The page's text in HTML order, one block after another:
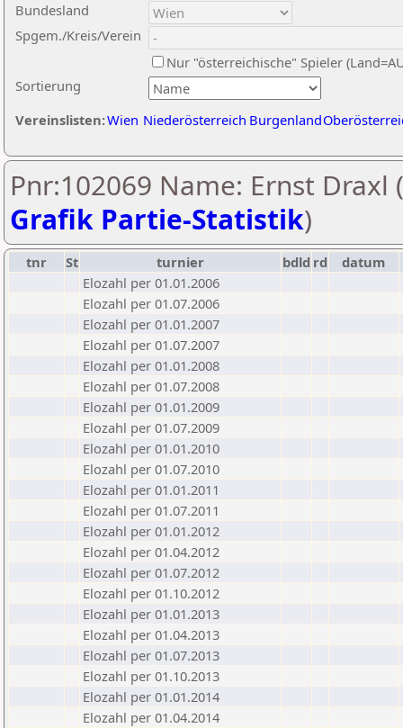
Sortierung
Bundesland
Spgem./Kreis/Verein
Nur "österreichische" Spieler
Vereinslisten:Wien Niederösterreich Burgenland
Pnr:102069 Name: Ernst Draxl (
Grafik Partie-Statistik)
tnr St turnier bdld rd
datum
Elozahl per 01.01.2006
Elozahl per 01.07.2006
Elozahl per 01.01.2007
Elozahl per 01.07.2007
Elozahl per 01.01.2008
Elozahl per 01.07.2008
Elozahl per 01.01.2009
Elozahl per 01.07.2009
Elozahl per 01.01.2010
Elozahl per 01.07.2010
Elozahl per 01.01.2011
Elozahl per 01.07.2011
Elozahl per 01.01.2012
Elozahl per 01.04.2012
Elozahl per 01.07.2012
Elozahl per 01.10.2012
Elozahl per 01.01.2013
Elozahl per 01.04.2013
Elozahl per 01.07.2013
Elozahl per 01.10.2013
Elozahl per 01.01.2014
Elozahl per 01.04.2014